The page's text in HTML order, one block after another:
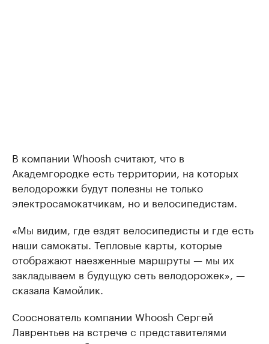
В компании Whoosh считают, что в
Академгородке есть территории, на которых
велодорожки будут полезны не только
электросамокатчикам, но и велосипедистам.
«Мы видим, где ездят велосипедисты и где есть
наши самокаты. Тепловые карты, которые
отображают наезженные маршруты — мы их
закладываем в будущую сеть велодорожек», —
сказала Камойлик.
Сооснователь компании Whoosh Сергей
Лаврентьев на встрече с представителями